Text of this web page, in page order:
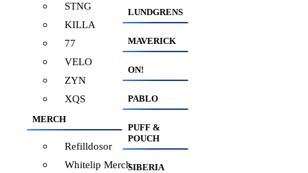
STNG
KILLA
77
VELO
ZYN
XQS
MERCH
Refilldosor
Whitelip Merch
LUNDGRENS
MAVERICK
ON!
PABLO
PUFF &
POUCH
SIBERIA